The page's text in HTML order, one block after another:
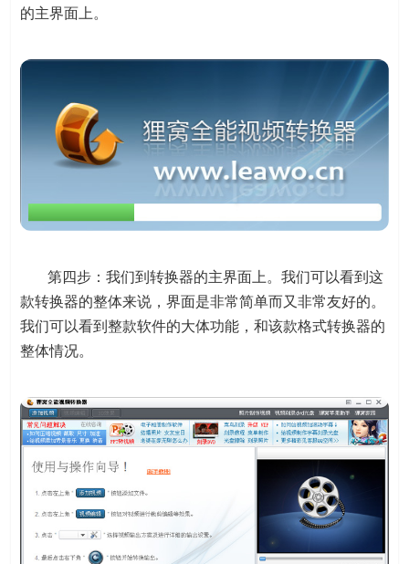
的主界面上。
第四步：我们到转换器的主界面上。我们可以看到这
款转换器的整体来说，界面是非常简单而又非常友好的。
我们可以看到整款软件的大体功能，和该款格式转换器的
整体情况。